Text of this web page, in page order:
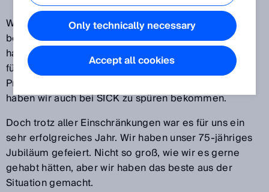
Wieder neigt sich ein Jahr dem Ende zu. Zwölf
besondere Monate liegen hinter uns. Die Pandemie
hat die Welt noch immer fest im Griff und macht sich
für Unternehmen durch veränderte Arbeits-,
Produktions- und Lieferbedingungen bemerkbar. Das
haben wir auch bei SICK zu spüren bekommen.
Doch trotz aller Einschränkungen war es für uns ein
sehr erfolgreiches Jahr. Wir haben unser 75-jähriges
Jubiläum gefeiert. Nicht so groß, wie wir es gerne
gehabt hätten, aber wir haben das beste aus der
Situation gemacht.
Only technically necessary
Accept all cookies